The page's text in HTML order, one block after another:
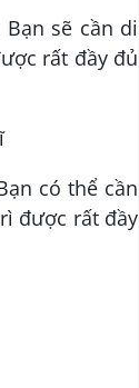
sẽ cần di
rất đầy đủ
có thể cần
được rất đầy